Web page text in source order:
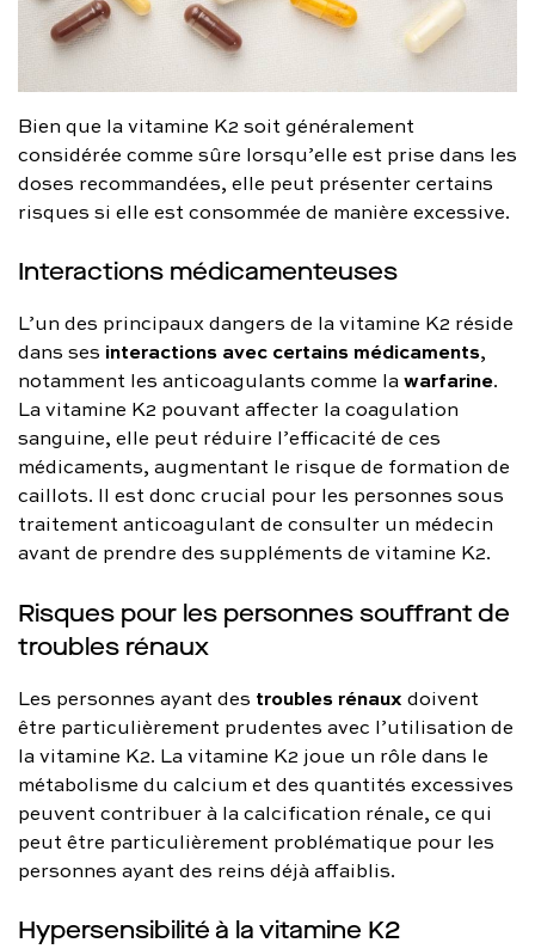
Bien que la vitamine K2 soit généralement
considérée comme sûre lorsqu’elle est prise dans les
doses recommandées, elle peut présenter certains
risques si elle est consommée de manière excessive.
Interactions médicamenteuses
L’un des principaux dangers de la vitamine K2 réside
dans ses interactions avec certains médicaments,
notamment les anticoagulants comme lawarfarine.
La vitamine K2 pouvant affecter la coagulation
sanguine, elle peut réduire l’efficacité de ces
médicaments, augmentant le risque de formation de
caillots. Il est donc crucial pour les personnes sous
traitement anticoagulant de consulter un médecin
avant de prendre des suppléments de vitamine K2.
Risques pour les personnes souffrant de
troubles rénaux
Les personnes ayant des troubles rénaux doivent
être particulièrement prudentes avec l’utilisation de
la vitamine K2. La vitamine K2 joue un rôle dans le
métabolisme du calcium et des quantités excessives
peuvent contribuer à la calcification rénale, ce qui
peut être particulièrement problématique pour les
personnes ayant des reins déjà affaiblis.
Hypersensibilité à la vitamine K2